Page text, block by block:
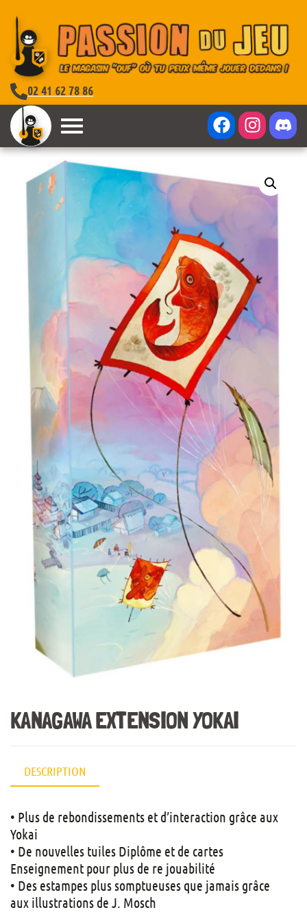
02 41 62 78 86
KANAGAWA EXTENSION YOKAI
DESCRIPTION
• Plus de rebondissements et d’interaction grâce aux
Yokai
• De nouvelles tuiles Diplôme et de cartes
Enseignement pour plus de re jouabilité
• Des estampes plus somptueuses que jamais grâce
aux illustrations de J. Mosch